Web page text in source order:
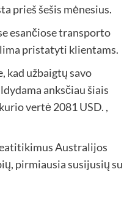
prieš šešis mėnesius.
esančiose transporto
pristatyti klientams.
kad užbaigtų savo
anksčiau šiais
vertė 2081 USD. ,
Australijos
pirmiausia susijusių su